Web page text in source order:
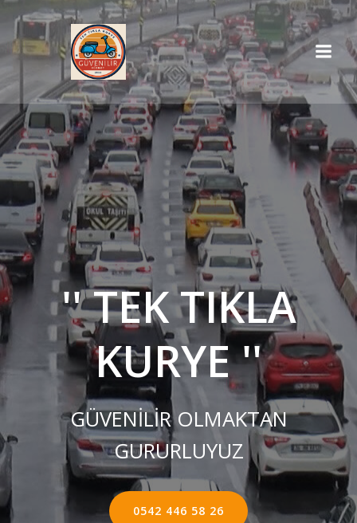
İçeriğe
geç
'' TEK TIKLA
KURYE ''
GÜVENİLİR OLMAKTAN
GURURLUYUZ
0542 446 58 26